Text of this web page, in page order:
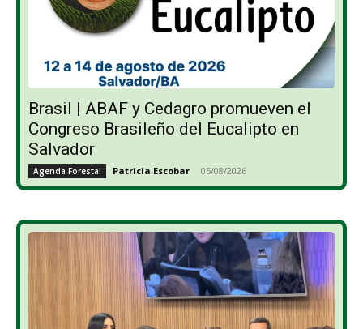
Brasil | ABAF y Cedagro promueven el
Congreso Brasileño del Eucalipto en
Salvador
Agenda Forestal Patricia Escobar - 05/08/2026